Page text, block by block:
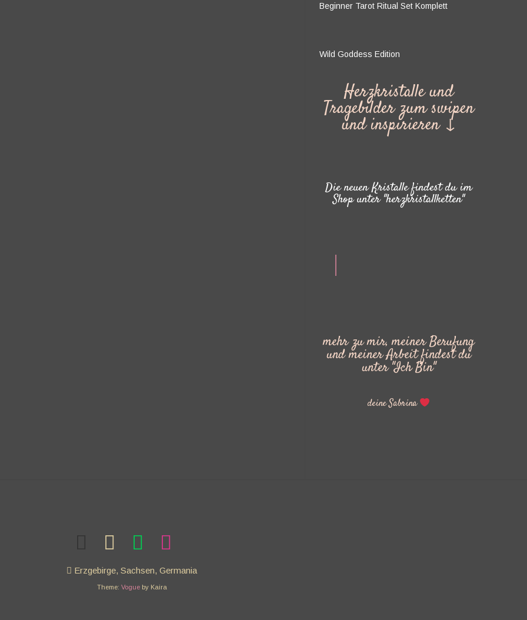
Beginner Tarot Ritual Set Komplett
Wild Goddess Edition
Herzkristalle und
Tragebilder zum swipen
und inspirieren ↓
Die neuen Kristalle findest du im
Shop unter "herzkristallketten"
mehr zu mir, meiner Berufung
und meiner Arbeit findest du
unter "Ich Bin"
deine Sabrina
Erzgebirge, Sachsen, Germania
Theme: Vogueby Kaira